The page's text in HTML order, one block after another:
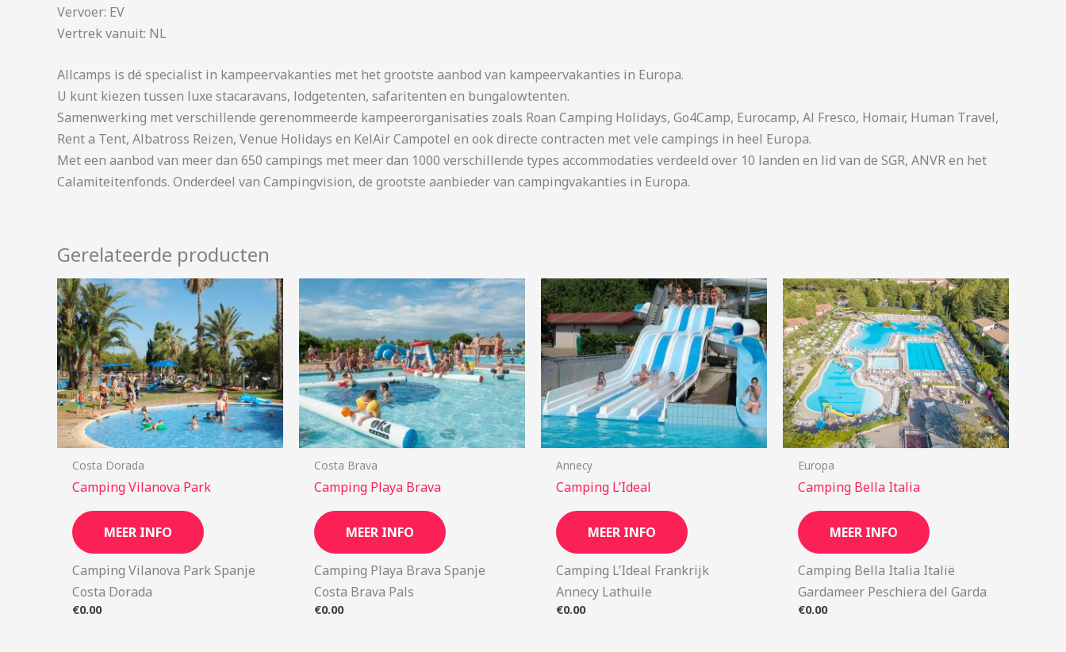
Vervoer: EV
Vertrek vanuit: NL
Allcamps is dé specialist in kampeervakanties met het grootste aanbod van kampeervakanties in Europa.
U kunt kiezen tussen luxe stacaravans, lodgetenten, safaritenten en bungalowtenten.
Samenwerking met verschillende gerenommeerde kampeerorganisaties zoals Roan Camping Holidays, Go4Camp, Eurocamp, Al Fresco, Homair, Human Travel,
Rent a Tent, Albatross Reizen, Venue Holidays en KelAir Campotel en ook directe contracten met vele campings in heel Europa.
Met een aanbod van meer dan 650 campings met meer dan 1000 verschillende types accommodaties verdeeld over 10 landen en lid van de SGR, ANVR en het
Calamiteitenfonds. Onderdeel van Campingvision, de grootste aanbieder van campingvakanties in Europa.
Gerelateerde producten
Costa Dorada
Camping Vilanova Park
MEER INFO
Camping Vilanova Park Spanje
Costa Dorada
€0.00
Costa Brava
Camping Playa Brava
MEER INFO
Camping Playa Brava Spanje
Costa Brava Pals
€0.00
Annecy
Camping L’Ideal
MEER INFO
Camping L’Ideal Frankrijk
Annecy Lathuile
€0.00
Europa
Camping Bella Italia
MEER INFO
Camping Bella Italia Italië
Gardameer Peschiera del Garda
€0.00